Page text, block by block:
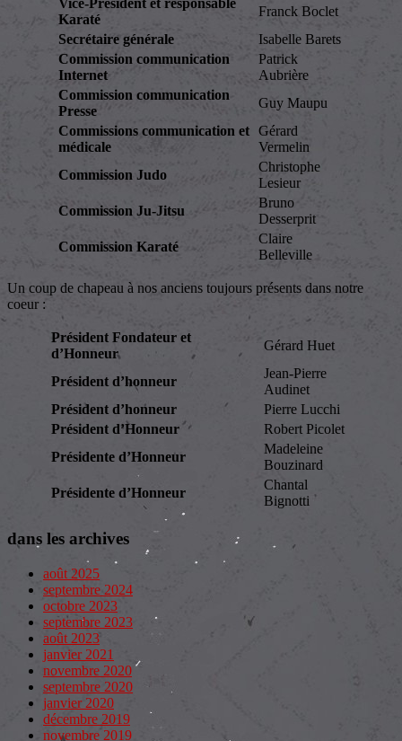
Vice-Président et responsable
Karaté
Franck Boclet
Secrétaire générale
Isabelle Barets
Commission communication
Internet
Patrick
Aubrière
Commission communication
Presse
Guy Maupu
Commissions communication et
médicale
Gérard
Vermelin
Commission Judo
Christophe
Lesieur
Commission Ju-Jitsu
Bruno
Desserprit
Commission Karaté
Claire
Belleville
Un coup de chapeau à nos anciens toujours présents dans notre
coeur :
Président Fondateur et
d’Honneur
Gérard Huet
Président d’honneur
Jean-Pierre
Audinet
Président d’honneur
Pierre Lucchi
Président d’Honneur
Robert Picolet
Présidente d’Honneur
Madeleine
Bouzinard
Présidente d’Honneur
Chantal
Bignotti
dans les archives
août 2025
septembre 2024
octobre 2023
septembre 2023
août 2023
janvier 2021
novembre 2020
septembre 2020
janvier 2020
décembre 2019
novembre 2019